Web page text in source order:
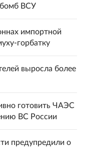
ВСУ
импортной
выросла более
готовить ЧАЭС
ВС России
предупредили о